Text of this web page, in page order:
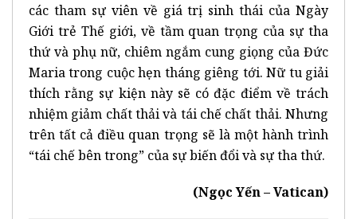
các tham sự viên về giá trị sinh thái của Ngày
Giới trẻ Thế giới, về tầm quan trọng của sự tha
thứ và phụ nữ, chiêm ngắm cung giọng của Đức
Maria trong cuộc hẹn tháng giêng tới. Nữ tu giải
thích rằng sự kiện này sẽ có đặc điểm về trách
nhiệm giảm chất thải và tái chế chất thải. Nhưng
trên tất cả điều quan trọng sẽ là một hành trình
“tái chế bên trong” của sự biến đổi và sự tha thứ.
(Ngọc Yến – Vatican)